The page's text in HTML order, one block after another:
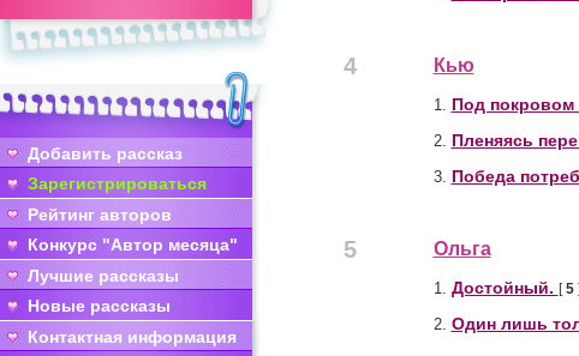
Добавить рассказ
Зарегистрироваться
Рейтинг авторов
Конкурс "Автор месяца"
Лучшие рассказы
Новые рассказы
Контактная информация
4 Кью
1. Под покровом
2. Пленяясь
3. Победа
5 Ольга
1. Достойный. [5]
2. Один лишь